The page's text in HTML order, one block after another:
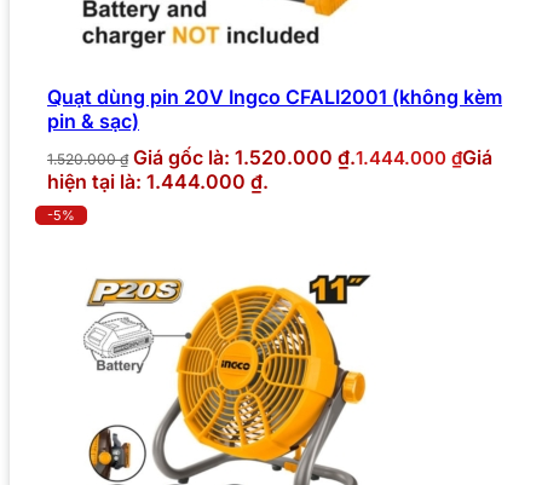
Quạt dùng pin 20V Ingco CFALI2001 (không kèm
pin & sạc)
1.520.000₫ Giá gốc là: 1.520.000 ₫.1.444.000 ₫Giá
hiện tại là: 1.444.000 ₫.
-5%